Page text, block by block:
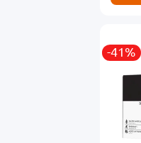
-41%